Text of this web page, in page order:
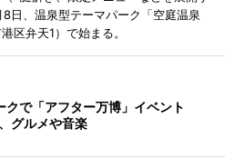
日、温泉型テーマパーク「空庭温泉
区弁天1）で始まる。
クで「アフター万博」イベント
グルメや音楽